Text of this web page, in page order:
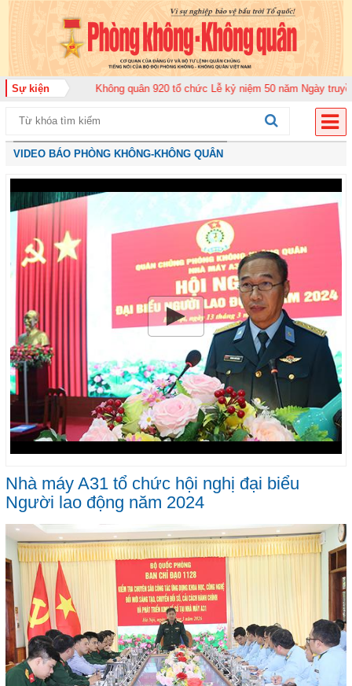
Sự kiện
đoàn Không quân 920 tổ chức Lễ kỷ niệm 50 năm Ngày truyền thống (12-11-
VIDEO BÁO PHÒNG KHÔNG-KHÔNG QUÂN
Nhà máy A31 tổ chức hội nghị đại biểu
Người lao động năm 2024